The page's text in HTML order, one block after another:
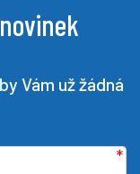
Vám už žádná
*